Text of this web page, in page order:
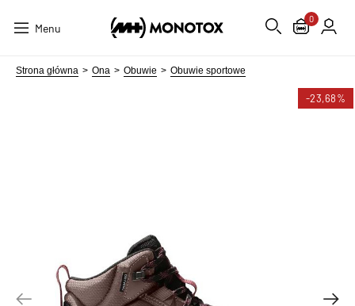
Menu
0
Strona główna Ona Obuwie Obuwie sportowe
-23,68%